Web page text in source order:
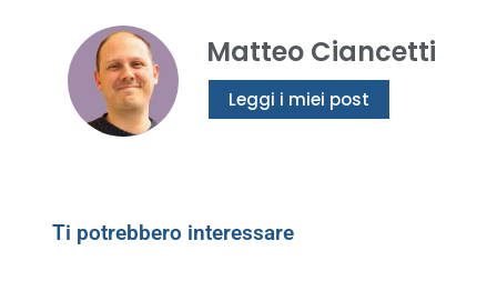
Matteo Ciancetti
Leggi i miei post
Ti potrebbero interessare